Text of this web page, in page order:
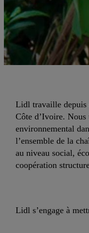
Lidl travaille depuis
Côte d’Ivoire.
environnemental
l’ensemble de la
au niveau social,
coopération
Lidl s’engage à